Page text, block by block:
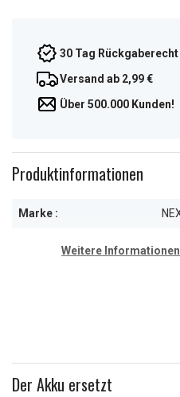
30 Tag Rückgaberecht
Versand ab 2,99 €
Über 500.000 Kunden!
Produktinformationen
Marke :
Weitere
Der Akku ersetzt